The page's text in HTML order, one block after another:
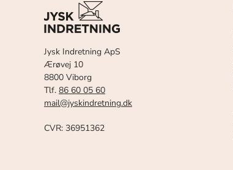
Jysk Indretning ApS
Ærøvej 10
8800 Viborg
Tlf. 86 60 05 60
mail@jyskindretning.dk
CVR: 36951362